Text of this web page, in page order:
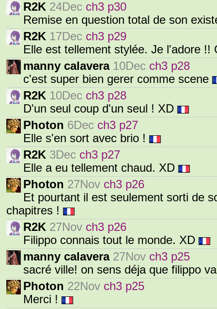
R2K 24Dec ch3 p30
Remise en question total de son
R2K 17Dec ch3 p29
Elle est tellement stylée. Je l'adore
manny calavera 10Dec ch3 p28
c'est super bien gerer comme scene
R2K 10Dec ch3 p28
D'un seul coup d'un seul ! XD
Photon 6Dec ch3 p27
Elle s'en sort avec brio !
R2K 3Dec ch3 p27
Elle a eu tellement chaud. XD
Photon 27Nov ch3 p26
Et pourtant il est seulement sorti de
chapitres !
R2K 27Nov ch3 p26
Filippo connais tout le monde. XD
manny calavera 27Nov ch3 p25
sacré ville! on sens déja que filippo
Photon 22Nov ch3 p25
Merci !